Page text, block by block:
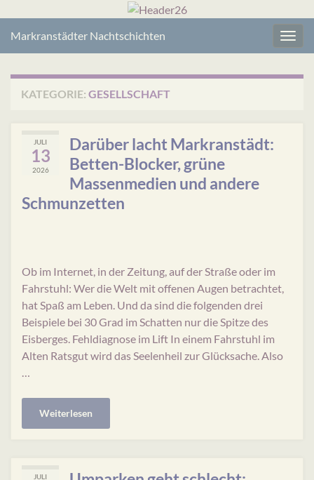
Markranstädter Nachtschichten
KATEGORIE: GESELLSCHAFT
JULI
13
2026
Darüber lacht Markranstädt:
Betten-Blocker, grüne
Massenmedien und andere
Schmunzetten
Ob im Internet, in der Zeitung, auf der Straße oder im
Fahrstuhl: Wer die Welt mit offenen Augen betrachtet,
hat Spaß am Leben. Und da sind die folgenden drei
Beispiele bei 30 Grad im Schatten nur die Spitze des
Eisberges. Fehldiagnose im Lift In einem Fahrstuhl im
Alten Ratsgut wird das Seelenheil zur Glücksache. Also
…
Weiterlesen
JULI